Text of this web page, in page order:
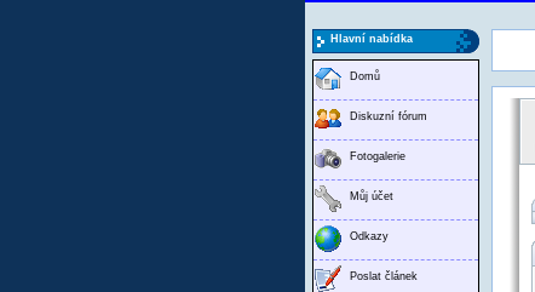
Hlavní nabídka
Domů
Diskuzní fórum
Fotogalerie
Můj účet
Odkazy
Poslat článek